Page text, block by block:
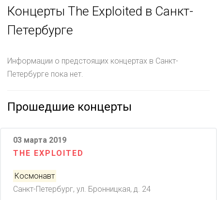
Концерты The Exploited в Санкт-
Петербурге
Информации о предстоящих концертах в Санкт-
Петербурге пока нет.
Прошедшие концерты
03 марта 2019
THE EXPLOITED
Космонавт
Санкт-Петербург, ул. Бронницкая, д. 24